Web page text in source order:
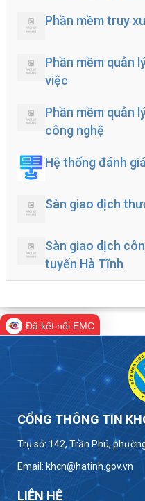
Phần mềm truy
Phần mềm quản
việc
Phần mềm quản
công nghệ
Hệ thống đánh
Sàn giao dịch
Sàn giao dịch
tuyến Hà Tĩnh
Đã kết nối EMC
CỔNG THÔNG TIN
Trụ sở: 142, Trần Phú,
Email: khcn@hatinh.gov.vn
LIÊN HỆ